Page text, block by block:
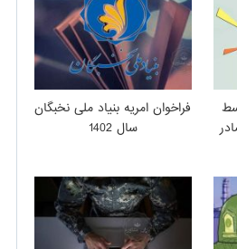
1402 صادر
فراخوان امریه بنیاد ملی نخبگان
سال 1402